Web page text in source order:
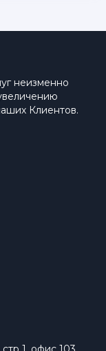
неизменно
Клиентов.